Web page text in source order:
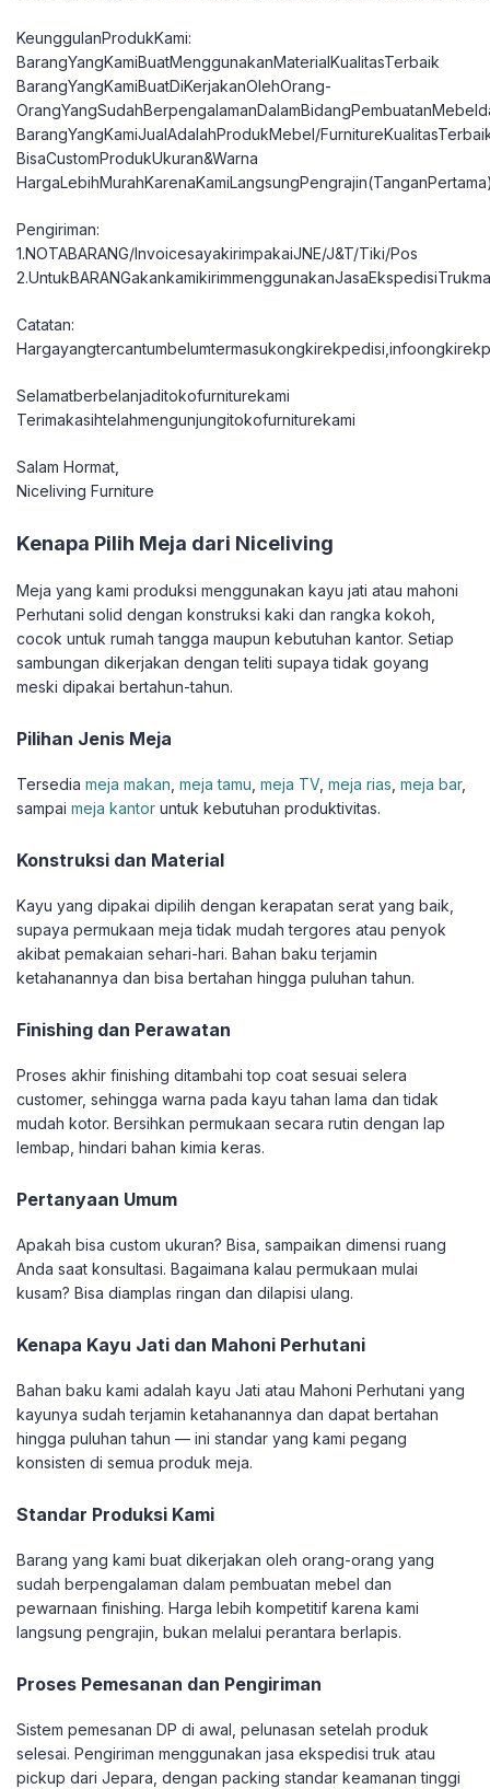
KeunggulanProdukKami:
BarangYangKamiBuatMenggunakanMaterialKualitasTerbaik
BarangYangKamiBuatDiKerjakanOlehOrang-
BarangYangKamiJualAdalahProdukMebel/
BisaCustomProdukUkuran&Warna
Pengiriman:
1.NOTABARANG/InvoicesayakirimpakaiJNE/J&T/Tiki/Pos
Catatan:
Selamatberbelanjaditokofurniturekami
Terimakasihtelahmengunjungitokofurniturekami
Salam Hormat,
Niceliving Furniture
Kenapa Pilih Meja dari Niceliving
Meja yang kami produksi menggunakan kayu jati atau mahoni
Perhutani solid dengan konstruksi kaki dan rangka kokoh,
cocok untuk rumah tangga maupun kebutuhan kantor. Setiap
sambungan dikerjakan dengan teliti supaya tidak goyang
meski dipakai bertahun-tahun.
Pilihan Jenis Meja
Tersedia meja makan meja tamu meja TV, meja rias meja bar,
sampai meja kantor untuk kebutuhan produktivitas.
Konstruksi dan Material
Kayu yang dipakai dipilih dengan kerapatan serat yang baik,
supaya permukaan meja tidak mudah tergores atau penyok
akibat pemakaian sehari-hari. Bahan baku terjamin
ketahanannya dan bisa bertahan hingga puluhan tahun.
Finishing dan Perawatan
Proses akhir finishing ditambahi top coat sesuai selera
customer, sehingga warna pada kayu tahan lama dan tidak
mudah kotor. Bersihkan permukaan secara rutin dengan lap
lembap, hindari bahan kimia keras.
Pertanyaan Umum
Apakah bisa custom ukuran? Bisa, sampaikan dimensi ruang
Anda saat konsultasi. Bagaimana kalau permukaan mulai
kusam? Bisa diamplas ringan dan dilapisi ulang.
Kenapa Kayu Jati dan Mahoni Perhutani
Bahan baku kami adalah kayu Jati atau Mahoni Perhutani yang
kayunya sudah terjamin ketahanannya dan dapat bertahan
hingga puluhan tahun — ini standar yang kami pegang
konsisten di semua produk meja.
Standar Produksi Kami
Barang yang kami buat dikerjakan oleh orang-orang yang
sudah berpengalaman dalam pembuatan mebel dan
pewarnaan finishing. Harga lebih kompetitif karena kami
langsung pengrajin, bukan melalui perantara berlapis.
Proses Pemesanan dan Pengiriman
Sistem pemesanan DP di awal, pelunasan setelah produk
selesai. Pengiriman menggunakan jasa ekspedisi truk atau
pickup dari Jepara, dengan packing standar keamanan tinggi